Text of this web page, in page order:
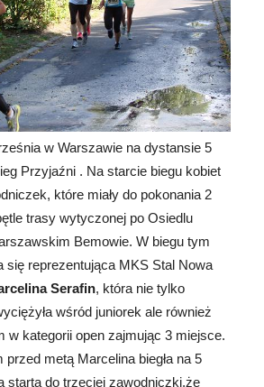
w Warszawie na dystansie 5
Przyjaźni . Na starcie biegu kobiet
które miały do pokonania 2
trasy wytyczonej po Osiedlu
Bemowie. W biegu tym
się reprezentująca MKS Stal Nowa
Serafin, która nie tylko
wśród juniorek ale również
w kategorii open zajmując 3 miejsce.
metą Marcelina biegła na 5
starta do trzeciej zawodniczki,że